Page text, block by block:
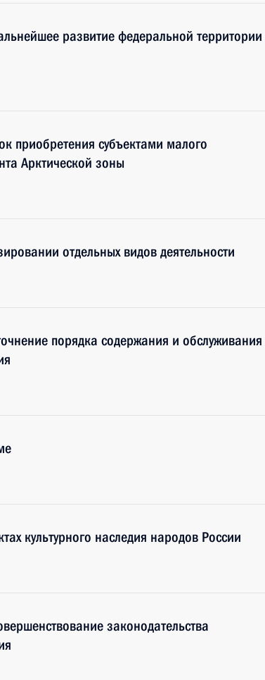
развитие федеральной территории
приобретения субъектами малого
Арктической зоны
отдельных видов деятельности
порядка содержания и обслуживания
культурного наследия народов России
законодательства